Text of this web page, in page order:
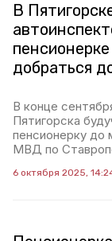
В
добраться
В конце
Пятигорска
пенсионерку
МВД по
6 октября 2025,